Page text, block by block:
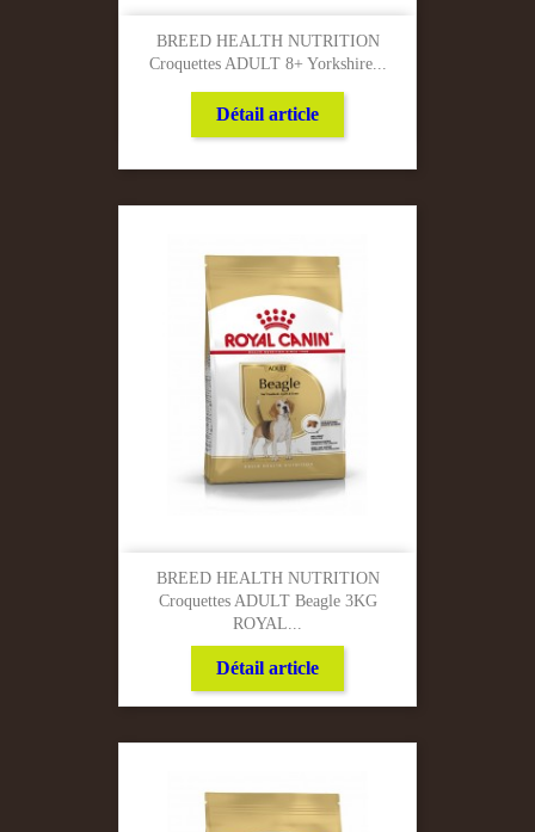
BREED HEALTH NUTRITION
Croquettes ADULT 8+ Yorkshire...
Détail article
BREED HEALTH NUTRITION
Croquettes ADULT Beagle 3KG
ROYAL...
Détail article